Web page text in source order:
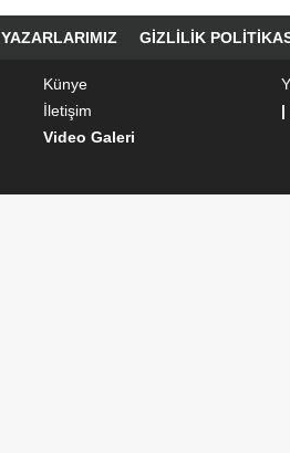
YAZARLARIMIZ GIZLILIK
Künye
İletişim
|
Video Galeri